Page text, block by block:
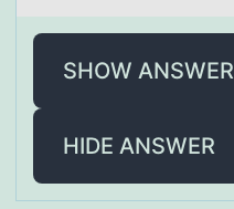
SHOW ANSWER
HIDE ANSWER